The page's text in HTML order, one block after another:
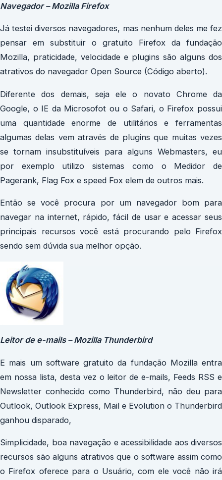
Navegador – Mozilla Firefox
Já testei diversos navegadores, mas nenhum deles me fez
pensar em substituir o gratuito Firefox da fundação
Mozilla, praticidade, velocidade e plugins são alguns dos
atrativos do navegador Open Source (Código aberto).
Diferente dos demais, seja ele o novato Chrome da
Google, o IE da Microsofot ou o Safari, o Firefox possui
uma quantidade enorme de utilitários e ferramentas
algumas delas vem através de plugins que muitas vezes
se tornam insubstituíveis para alguns Webmasters, eu
por exemplo utilizo sistemas como o Medidor de
Pagerank, Flag Fox e speed Fox elem de outros mais.
Então se você procura por um navegador bom para
navegar na internet, rápido, fácil de usar e acessar seus
principais recursos você está procurando pelo Firefox
sendo sem dúvida sua melhor opção.
Leitor de e-mails – Mozilla Thunderbird
E mais um software gratuito da fundação Mozilla entra
em nossa lista, desta vez o leitor de e-mails, Feeds RSS e
Newsletter conhecido como Thunderbird, não deu para
Outlook, Outlook Express, Mail e Evolution o Thunderbird
ganhou disparado,
Simplicidade, boa navegação e acessibilidade aos diversos
recursos são alguns atrativos que o software assim como
o Firefox oferece para o Usuário, com ele você não irá